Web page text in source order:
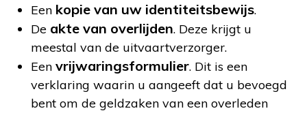
Een kopie van uw identiteitsbewijs.
De akte van overlijden. Deze krijgt u
meestal van de uitvaartverzorger.
Een vrijwaringsformulier. Dit is een
verklaring waarin u aangeeft dat u bevoegd
bent om de geldzaken van een overleden